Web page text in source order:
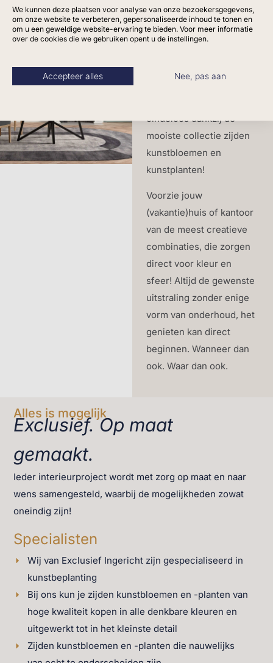
compleet op het gebied
van groen, met een stijl
meer productiviteit op het
eindeloos dankzij de
mooiste collectie zijden
kunstbloemen en
kunstplanten!
Voorzie jouw
(vakantie)huis of kantoor
van de meest creatieve
combinaties, die zorgen
direct voor kleur en
sfeer! Altijd de gewenste
uitstraling zonder enige
vorm van onderhoud, het
genieten kan direct
beginnen. Wanneer dan
ook. Waar dan ook.
Exclusief. Op maat
gemaakt.
Alles is mogelijk
Ieder interieurproject wordt met zorg op maat en naar
wens samengesteld, waarbij de mogelijkheden zowat
oneindig zijn!
Specialisten
Wij van Exclusief Ingericht zijn gespecialiseerd in
kunstbeplanting
Bij ons kun je zijden kunstbloemen en -planten van
hoge kwaliteit kopen in alle denkbare kleuren en
uitgewerkt tot in het kleinste detail
Zijden kunstbloemen en -planten die nauwelijks
We kunnen deze plaatsen voor analyse van onze bezoekersgegevens,
om onze website te verbeteren, gepersonaliseerde inhoud te tonen en
om u een geweldige website-ervaring te bieden. Voor meer informatie
over de cookies die we gebruiken opent u de instellingen.
Accepteer alles Nee, pas aan